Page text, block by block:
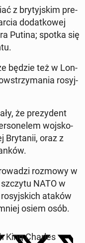
z bry­tyj­skim pre­
do­dat­ko­wej
Putina; spotka się
będzie też w Lon­
ro­syj­
że pre­zy­dent
woj­sko­
Bry­ta­nii, oraz z
rozmowy w
NATO w
ataków
osiem osób.
King Charles